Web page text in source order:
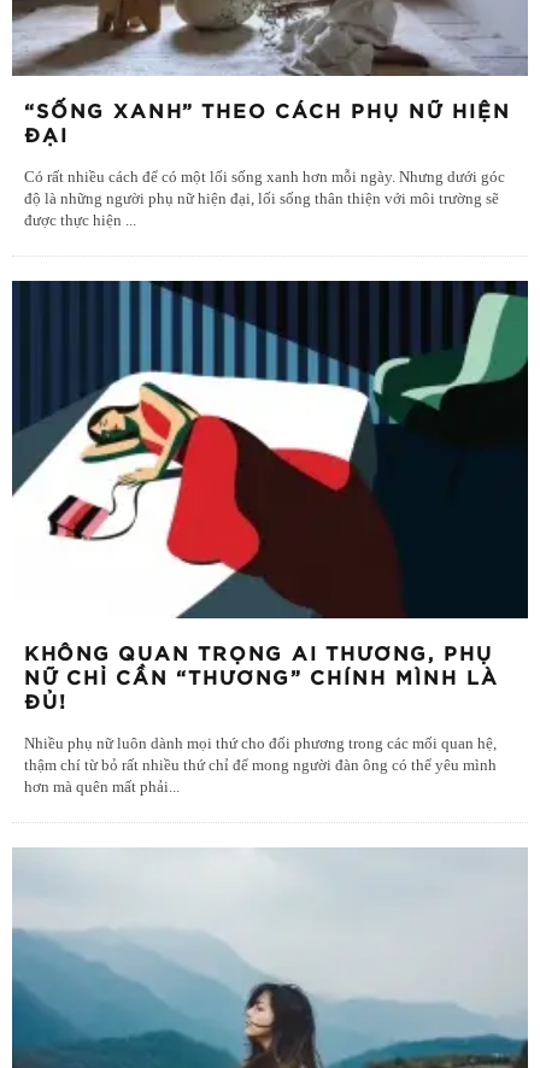
“SỐNG XANH” THEO CÁCH PHỤ NỮ HIỆN
ĐẠI
Có rất nhiều cách để có một lối sống xanh hơn mỗi ngày. Nhưng dưới góc
độ là những người phụ nữ hiện đại, lối sống thân thiện với môi trường sẽ
được thực hiện
KHÔNG QUAN TRỌNG AI THƯƠNG, PHỤ
NỮ CHỈ CẦN “THƯƠNG” CHÍNH MÌNH LÀ
ĐỦ!
Nhiều phụ nữ luôn dành mọi thứ cho đối phương trong các mối quan hệ,
thậm chí từ bỏ rất nhiều thứ chỉ để mong người đàn ông có thể yêu mình
hơn mà quên mất phải